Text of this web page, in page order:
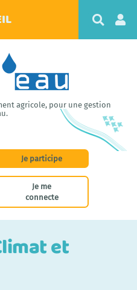
c
e
r
agricole, pour une gestion
Je participe
Je me
connecte
et